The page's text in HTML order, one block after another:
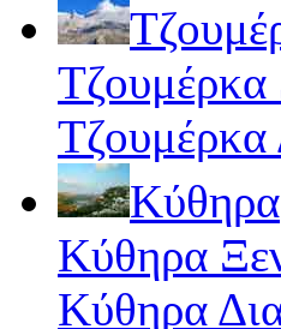
Τζουμέρκα
Τζουμέρκα
Κύθηρα
Κύθηρα
Κύθηρα